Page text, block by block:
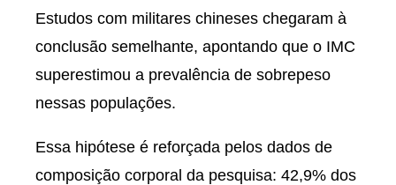
Estudos com militares chineses chegaram à
conclusão semelhante, apontando que o IMC
superestimou a prevalência de sobrepeso
nessas populações.
Essa hipótese é reforçada pelos dados de
composição corporal da pesquisa: 42,9% dos